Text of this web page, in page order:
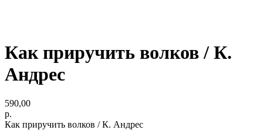
Как приручить волков / К.
Андрес
590,00
р.
Как приручить волков / К. Андрес